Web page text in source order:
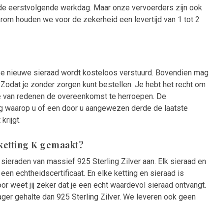
eerstvolgende werkdag. Maar onze vervoerders zijn ook
houden we voor de zekerheid een levertijd van 1 tot 2
nieuwe sieraad wordt kosteloos verstuurd. Bovendien mag
je zonder zorgen kunt bestellen. Je hebt het recht om
redenen de overeenkomst te herroepen. De
u of een door u aangewezen derde de laatste
K gemaakt?
van massief 925 Sterling Zilver aan. Elk sieraad en
echtheidscertificaat. En elke ketting en sieraad is
weet jij zeker dat je een echt waardevol sieraad ontvangt.
gehalte dan 925 Sterling Zilver. We leveren ook geen